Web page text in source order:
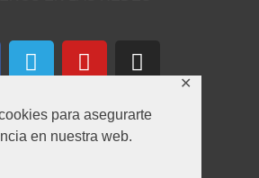
para asegurarte
en nuestra web.
✕
T
e
e
g
Y
o
t
u
I
n
t